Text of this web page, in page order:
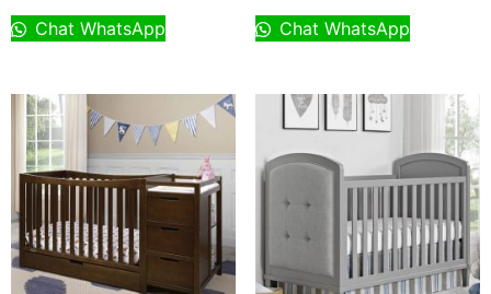
Chat WhatsApp Chat WhatsApp